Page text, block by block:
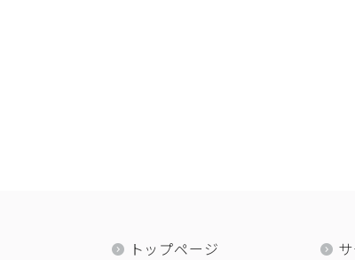
トップページ